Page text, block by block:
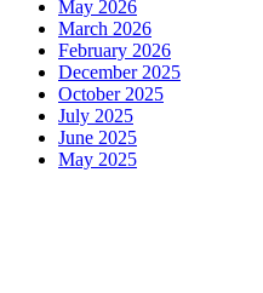
May 2026
March 2026
February 2026
December 2025
October 2025
July 2025
June 2025
May 2025